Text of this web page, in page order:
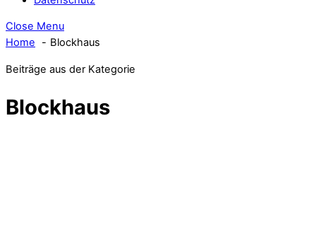
Close Menu
Home
Blockhaus
Beiträge aus der Kategorie
Blockhaus